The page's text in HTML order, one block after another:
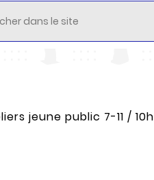
jeune public 7-11 / 10h